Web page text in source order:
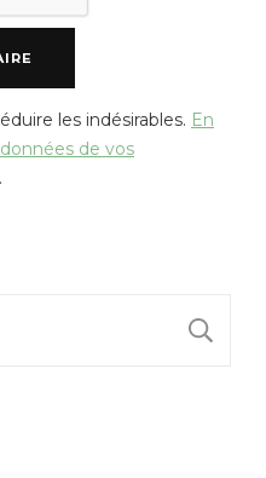
les indésirables. En
de vos
.